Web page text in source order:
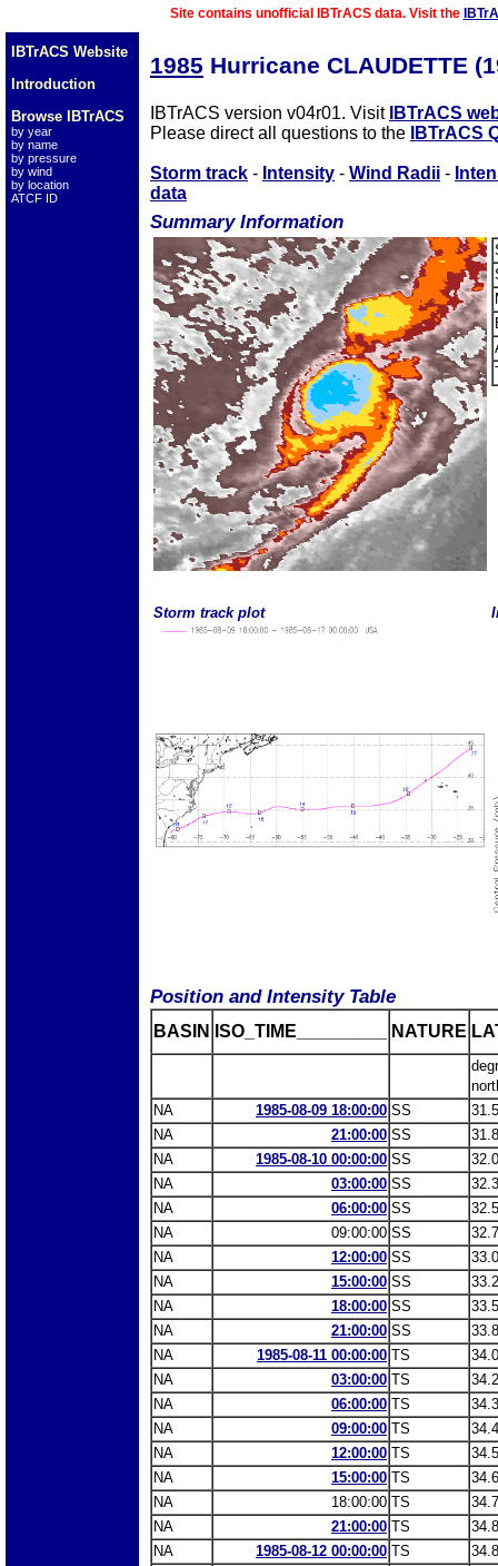
Site contains unofficial IBTrACS data. Visit the
IBTrACS Website
Introduction
Browse IBTrACS
by year
by name
by pressure
by wind
by location
ATCF ID
1985 Hurricane CLAUDETTE
IBTrACS version v04r01. Visit IBTrACS
Please direct all questions to the
IBTrACS
Storm track - Intensity - Wind Radii -
data
Summary Information
Storm track plot
Position and Intensity Table
BASIN ISO_TIME_________ NATURE
NA
1985-08-09 18:00:00 SS
NA
21:00:00 SS
NA
1985-08-10 00:00:00 SS
NA
03:00:00 SS
NA
06:00:00 SS
NA
09:00:00 SS
NA
12:00:00 SS
NA
15:00:00 SS
NA
18:00:00 SS
NA
21:00:00 SS
NA
1985-08-11 00:00:00 TS
NA
03:00:00 TS
NA
06:00:00 TS
NA
09:00:00 TS
NA
12:00:00 TS
NA
15:00:00 TS
NA
18:00:00 TS
NA
21:00:00 TS
NA
1985-08-12 00:00:00 TS